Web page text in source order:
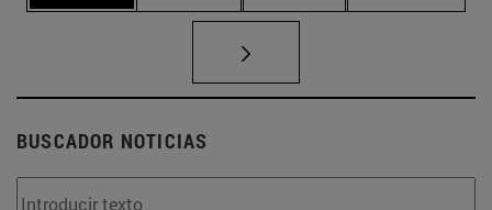
BUSCADOR NOTICIAS